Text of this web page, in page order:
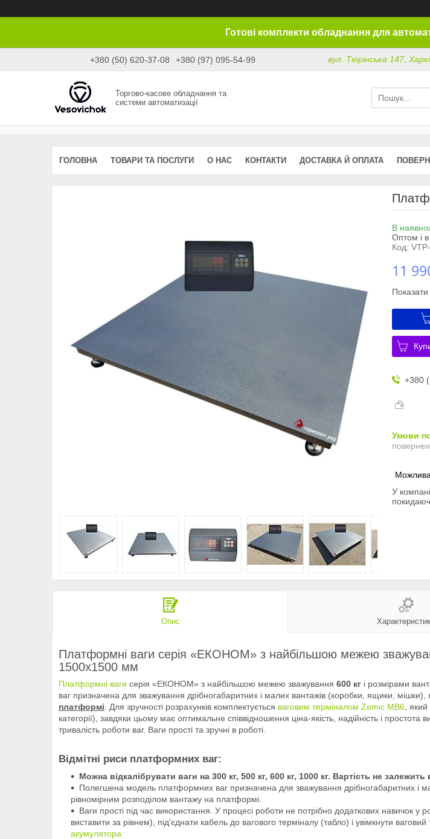
Готові комплекти обладнання для
+380 (50) 620-37-08 +380 (97) 095-54-99 вул. Тюрінська 147,
Торгово-касове обладнання та
системи автоматизації
ГОЛОВНА ТОВАРИ ТА ПОСЛУГИ О НАС КОНТАКТИ ДОСТАВКА Й ОПЛАТА
В
Оптом і в
Код:
11
Показати
+380
У
Опис
Платформні ваги серія «ЕКОНОМ» з найбільшою межею
1500х1500 мм
Платформні ваги серія «ЕКОНОМ» з найбільшою межею зважування 600 кг і розмірами
ваг призначена для зважування дрібногабаритних і малих вантажів (коробки, ящики, мішки),
платформі . Для зручності розрахунків комплектується ваговим терміналом Zemic MB6 ,
категорії), завдяки цьому має оптимальне співвідношення ціна-якість, надійність і
тривалість роботи ваг. Ваги прості та зручні в роботі.
Відмітні риси платформних ваг:
Можна відкалібрувати ваги на 300 кг, 500 кг, 600 кг, 1000 кг. Вартість не залежить
Полегшена модель платформних ваг призначена для зважування дрібногабаритних і
рівномірним розподілом вантажу на платформі.
Ваги прості під час використання. У процесі роботи не потрібно додаткових навичок у
виставити за рівнем), під'єднати кабель до вагового терміналу (табло) і увімкнути
акумулятора.